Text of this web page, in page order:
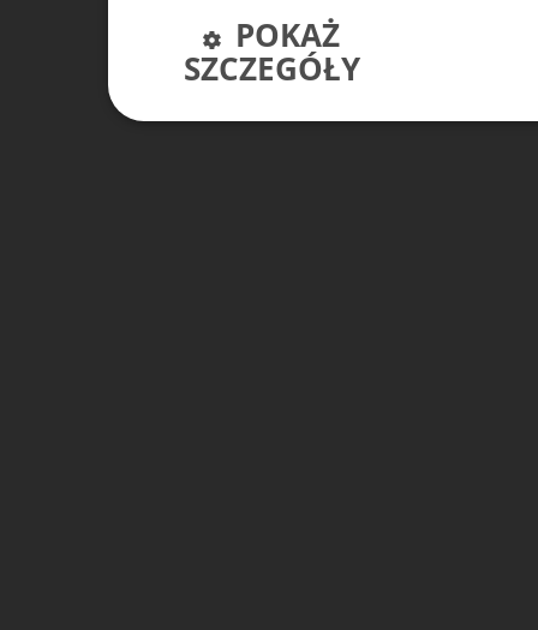
POKAŻ
SZCZEGÓŁY